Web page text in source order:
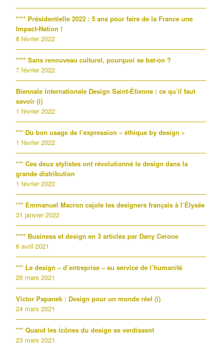
**** Présidentielle 2022 : 5 ans pour faire de la France une
Impact-Nation !
8 février 2022
**** Sans renouveau culturel, pourquoi se bat-on ?
7 février 2022
Biennale Internationale Design Saint-Étienne : ce qu’il faut
savoir (i)
1 février 2022
*** Du bon usage de l’expression « éthique by design »
1 février 2022
*** Ces deux stylistes ont révolutionné le design dans la
grande distribution
1 février 2022
*** Emmanuel Macron cajole les designers français à l’Élysée
31 janvier 2022
**** Business et design en 3 articles par Dany Cerone
6 avril 2021
*** Le design – d’entreprise – au service de l’humanité
26 mars 2021
Victor Papanek : Design pour un monde réel (i)
24 mars 2021
*** Quand les icônes du design se verdissent
23 mars 2021